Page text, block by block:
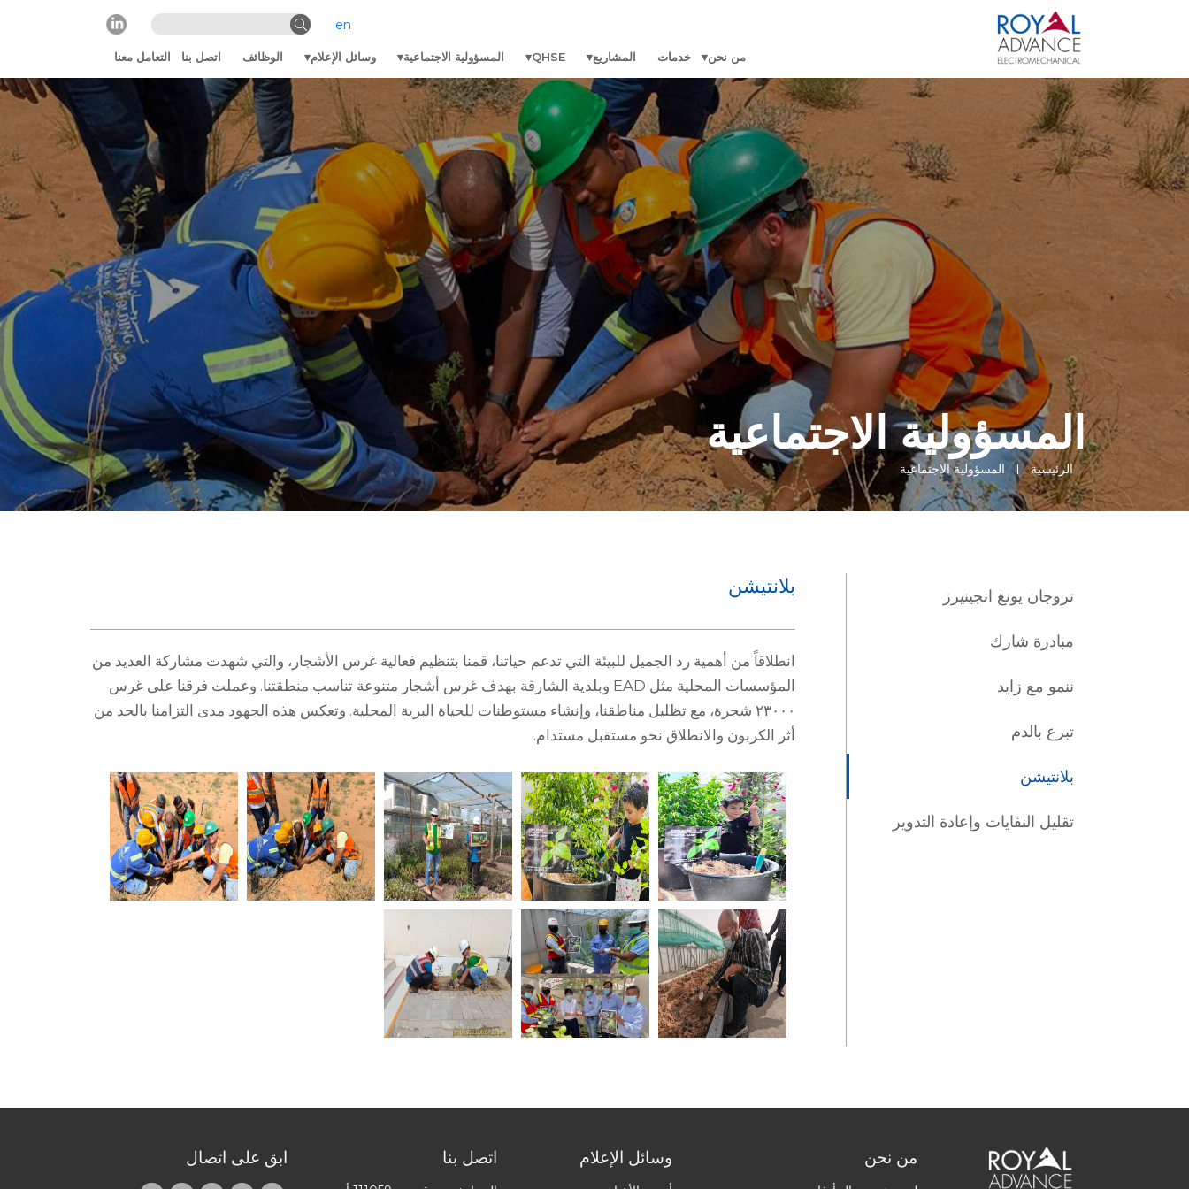
en
من نحن خدمات المشاريع QHSE المسؤولية الاجتماعية وسائل الإعلام الوظائف اتصل بنا التعامل معنا
المسؤولية الاجتماعية
الرئيسية المسؤولية الاجتماعية
تروجان يونغ انجينيرز
مبادرة شارك
ننمو مع زايد
تبرع بالدم
بلانتيشن
تقليل النفايات وإعادة التدوير
بلانتيشن
انطلاقاً من أهمية رد الجميل للبيئة التي تدعم حياتنا، قمنا بتنظيم فعالية غرس الأشجار، والتي شهدت مشاركة العديد من
المؤسسات المحلية مثل EAD وبلدية الشارقة بهدف غرس أشجار متنوعة تناسب منطقتنا. وعملت فرقنا على غرس
٢٣٠٠٠ شجرة، مع تظليل مناطقنا، وإنشاء مستوطنات للحياة البرية المحلية. وتعكس هذه الجهود مدى التزامنا بالحد من
أثر الكربون والانطلاق نحو مستقبل مستدام.
من نحن وسائل الإعلام اتصل بنا ابق على اتصال